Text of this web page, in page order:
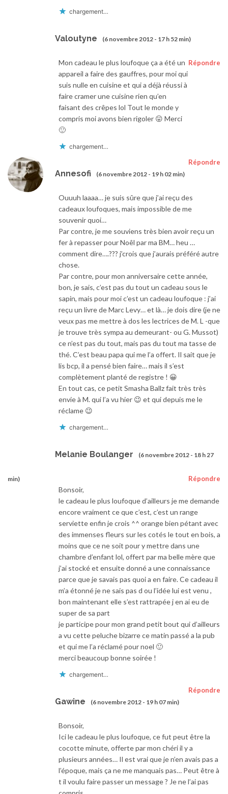
chargement…
Valoutyne (6 novembre 2012 - 17 h 52 min)
Répondre
Mon cadeau le plus loufoque ça a été un
appareil a faire des gauffres, pour moi qui
suis nulle en cuisine et qui a déjà réussi à
faire cramer une cuisine rien qu’en
faisant des crêpes lol Tout le monde y
compris moi avons bien rigoler 😛 Merci
🙂
chargement…
Annesofi (6 novembre 2012 - 19 h 02 min)
Répondre
Ouuuh laaaa… je suis sûre que j’ai reçu des
cadeaux loufoques, mais impossible de me
souvenir quoi…
Par contre, je me souviens très bien avoir reçu un
fer à repasser pour Noêl par ma BM… heu …
comment dire….??? j’crois que j’aurais préféré autre
chose.
Par contre, pour mon anniversaire cette année,
bon, je sais, c’est pas du tout un cadeau sous le
sapin, mais pour moi c’est un cadeau loufoque : j’ai
reçu un livre de Marc Levy… et là… je dois dire (je ne
veux pas me mettre à dos les lectrices de M. L -que
je trouve très sympa au demeurant- ou G. Mussot)
ce n’est pas du tout, mais pas du tout ma tasse de
thé. C’est beau papa qui me l’a offert. Il sait que je
lis bcp, il a pensé bien faire… mais il s’est
complètement planté de registre ! 😀
En tout cas, ce petit Smasha Ballz fait très très
envie à M. qui l’a vu hier 😉 et qui depuis me le
réclame 😉
chargement…
Melanie Boulanger (6 novembre 2012 - 18 h 27
min) Répondre
Bonsoir,
le cadeau le plus loufoque d’ailleurs je me demande
encore vraiment ce que c’est, c’est un range
serviette enfin je crois ^^ orange bien pétant avec
des immenses fleurs sur les cotés le tout en bois, a
moins que ce ne soit pour y mettre dans une
chambre d’enfant lol, offert par ma belle mère que
j’ai stocké et ensuite donné a une connaissance
parce que je savais pas quoi a en faire. Ce cadeau il
m’a étonné je ne sais pas d ou l’idée lui est venu ,
bon maintenant elle s’est rattrapée j en ai eu de
super de sa part
je participe pour mon grand petit bout qui d’ailleurs
a vu cette peluche bizarre ce matin passé a la pub
et qui me l’a réclamé pour noel 🙂
merci beaucoup bonne soirée !
chargement…
Gawine (6 novembre 2012 - 19 h 07 min)
Répondre
Bonsoir,
Ici le cadeau le plus loufoque, ce fut peut être la
cocotte minute, offerte par mon chéri il y a
plusieurs années… Il est vrai que je n’en avais pas a
l’époque, mais ça ne me manquais pas… Peut être à
t il voulu faire passer un message ? Je ne l’ai pas